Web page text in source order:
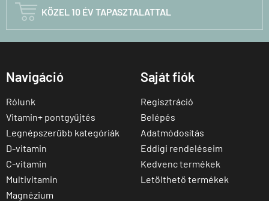
 KÖZEL 10 ÉV TAPASZTALATTAL
Navigáció
Rólunk
Vitamin+ pontgyűjtés
Legnépszerűbb kategóriák
D-vitamin
C-vitamin
Multivitamin
Magnézium
Saját fiók
Regisztráció
Belépés
Adatmódosítás
Eddigi rendeléseim
Kedvenc termékek
Letölthető termékek